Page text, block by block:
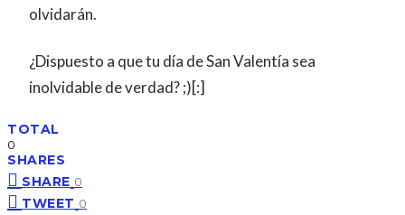
olvidarán.
¿Dispuesto a que tu día de San Valentía sea
inolvidable de verdad? ;)[:]
TOTAL
0
SHARES
SHARE 0
TWEET 0